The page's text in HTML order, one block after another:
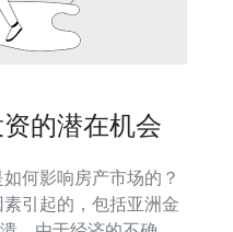
的潜在机会
何影响房产市场的？
引起的，包括亚洲金